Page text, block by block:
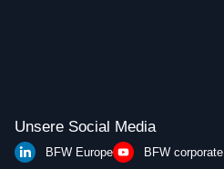
Unsere Social Media
BFW Europe BFW corporate